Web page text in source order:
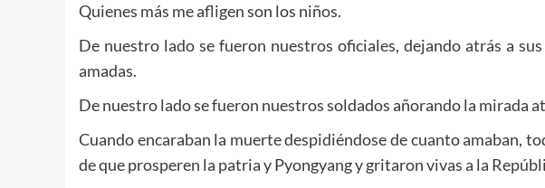
Quienes más me afligen son los niños.
De nuestro lado se fueron nuestros oficiales, dejando atrás a
amadas.
De nuestro lado se fueron nuestros soldados añorando la mirada
Cuando encaraban la muerte despidiéndose de cuanto amaban,
de que prosperen la patria y Pyongyang y gritaron vivas a la